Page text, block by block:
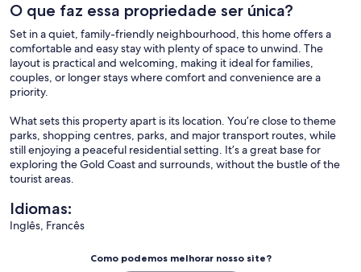
O que faz essa propriedade ser única?
Set in a quiet, family-friendly neighbourhood, this home offers a
comfortable and easy stay with plenty of space to unwind. The
layout is practical and welcoming, making it ideal for families,
couples, or longer stays where comfort and convenience are a
priority.
What sets this property apart is its location. You’re close to theme
parks, shopping centres, parks, and major transport routes, while
still enjoying a peaceful residential setting. It’s a great base for
exploring the Gold Coast and surrounds, without the bustle of the
tourist areas.
Idiomas:
Inglês, Francês
Como podemos melhorar nosso site?